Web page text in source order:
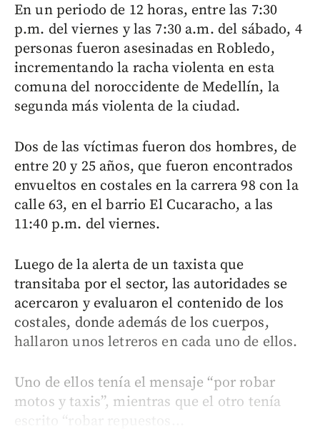
En un periodo de 12 horas, entre las 7:30
p.m. del viernes y las 7:30 a.m. del sábado, 4
personas fueron asesinadas en Robledo,
incrementando la racha violenta en esta
comuna del noroccidente de Medellín, la
segunda más violenta de la ciudad.
Dos de las víctimas fueron dos hombres, de
entre 20 y 25 años, que fueron encontrados
envueltos en costales en la carrera 98 con la
calle 63, en el barrio El Cucaracho, a las
11:40 p.m. del viernes.
Luego de la alerta de un taxista que
transitaba por el sector, las autoridades se
acercaron y evaluaron el contenido de los
costales, donde además de los cuerpos,
hallaron unos letreros en cada uno de ellos.
Uno de ellos tenía el mensaje “por robar
motos y taxis”, mientras que el otro tenía
escrito “robar repuestos...